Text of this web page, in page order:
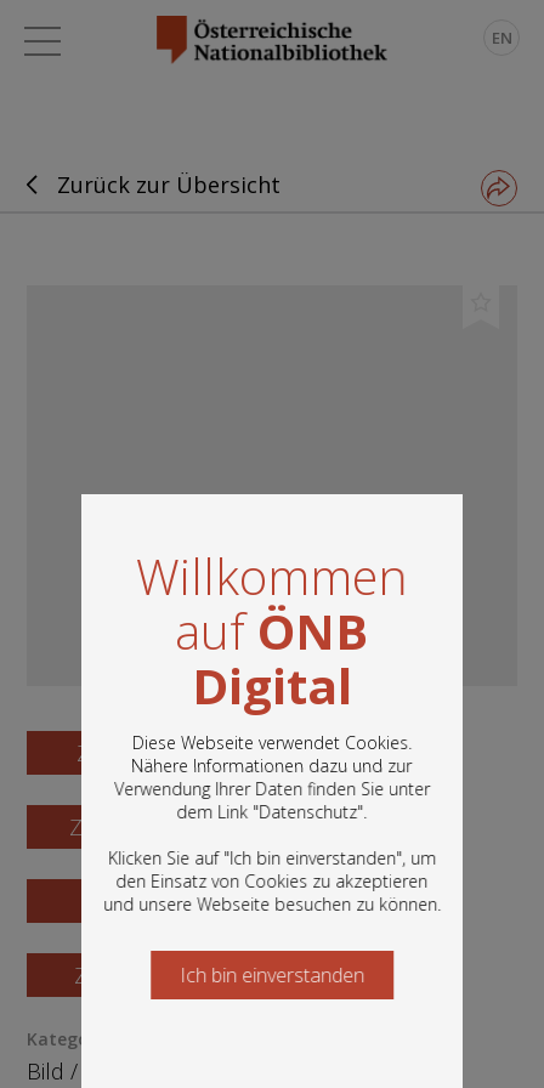
Willkommen
aufÖNB
Digital
Diese Webseite verwendet Cookies.
Nähere Informationen dazu und zur
Verwendung Ihrer Daten finden Sie unter
dem Link "Datenschutz".
Klicken Sie auf "Ich bin einverstanden", um
den Einsatz von Cookies zu akzeptieren
und unsere Webseite besuchen zu können.
In diesem Portal finden Sie die digitalen
Bestände der Österreichischen
Nationalbibliothek: Bücher, Fotografien,
Grafiken und vieles mehr.
Ich bin einverstanden
Starten Sie jetzt
EN
Zurück zur Übersicht
Zum Digitalisat
Zum Katalogisat
Zur Vorschau
Zur Bestellung
Kategorie / Medientyp
Bild/